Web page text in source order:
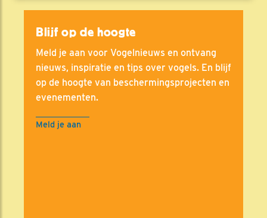
Blijf op de hoogte
Meld je aan voor Vogelnieuws en ontvang
nieuws, inspiratie en tips over vogels. En blijf
op de hoogte van beschermingsprojecten en
evenementen.
Meld je aan